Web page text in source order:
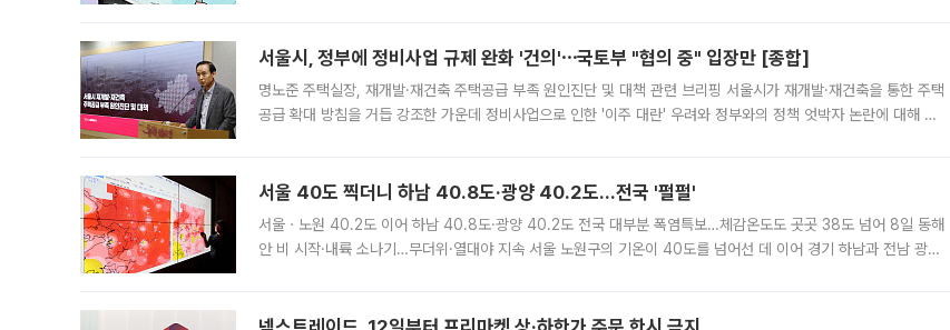
서울시, 정부에 정비사업 규제 완화 '건의'⋯국토부 "협의 중" 입장만 [종합]
명노준 주택실장, 재개발·재건축 주택공급 부족 원인진단 및 대책 관련 브리핑 서울시가 재개발·재건축을 통한 주택
공급 확대 방침을 거듭 강조한 가운데 정비사업으로 인한 '이주 대란' 우려와 정부와의 정책 엇박자 논란에 대해 정
서울 40도 찍더니 하남 40.8도·광양 40.2도…전국 '펄펄'
서울ㆍ노원 40.2도 이어 하남 40.8도·광양 40.2도 전국 대부분 폭염특보…체감온도도 곳곳 38도 넘어 8일 동해
안 비 시작·내륙 소나기…무더위·열대야 지속 서울 노원구의 기온이 40도를 넘어선 데 이어 경기 하남과 전남 광양